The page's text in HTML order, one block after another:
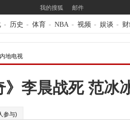
我的搜狐 邮件
- 历史 - 体育 - NBA - 视频 - 娱谈 -
内地电视
》李晨战死 范冰
参与)